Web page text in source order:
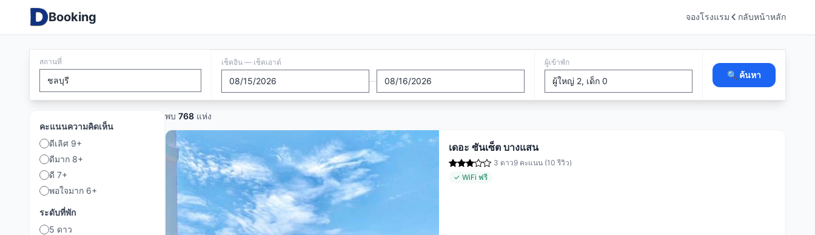
Booking จองโรงแรม กลับหน้าหลัก
สถานที่ เช็คอิน — เช็คเอาต์
—
ผู้เข้าพัก
🔍 ค้นหา
คะแนนความคิดเห็น
ดีเลิศ 9+
ดีมาก 8+
ดี 7+
พอใจมาก 6+
ระดับที่พัก
5 ดาว
พบ 768 แห่ง
เดอะ ซันเซ็ต บางแสน
3 ดาว9 คะแนน (10 รีวิว)
✓ WiFi ฟรี